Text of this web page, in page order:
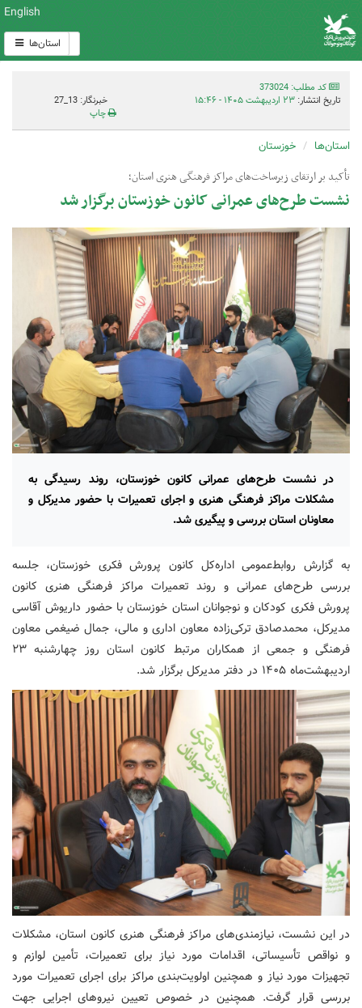
English
استان‌ها
کد مطلب: 373024
تاریخ انتشار: ۲۳ اردیبهشت ۱۴۰۵ - ۱۵:۴۶
خبرنگار: 13_27
چاپ
استان‌ها خوزستان
تأکید بر ارتقای زیرساخت‌های مراکز فرهنگی هنری استان؛
نشست طرح‌های عمرانی کانون خوزستان برگزار شد
در نشست طرح‌های عمرانی کانون خوزستان، روند رسیدگی به
مشکلات مراکز فرهنگی هنری و اجرای تعمیرات با حضور مدیرکل و
معاونان استان بررسی و پیگیری شد.
به گزارش روابط‌عمومی اداره‌کل کانون پرورش فکری خوزستان، جلسه
بررسی طرح‌های عمرانی و روند تعمیرات مراکز فرهنگی هنری کانون
پرورش فکری کودکان و نوجوانان استان خوزستان با حضور داریوش آقاسی
مدیرکل، محمدصادق ترکی‌زاده معاون اداری و مالی، جمال ضیغمی معاون
فرهنگی و جمعی از همکاران مرتبط کانون استان روز چهارشنبه ۲۳
اردیبهشت‌ماه ۱۴۰۵ در دفتر مدیرکل برگزار شد.
در این نشست، نیازمندی‌های مراکز فرهنگی هنری کانون استان، مشکلات
و نواقص تأسیساتی، اقدامات مورد نیاز برای تعمیرات، تأمین لوازم و
تجهیزات مورد نیاز و همچنین اولویت‌بندی مراکز برای اجرای تعمیرات مورد
بررسی قرار گرفت. همچنین در خصوص تعیین نیروهای اجرایی جهت